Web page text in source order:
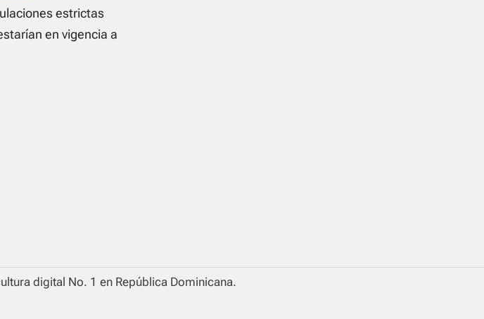
estrictas
en vigencia a
digital No. 1 en República Dominicana.